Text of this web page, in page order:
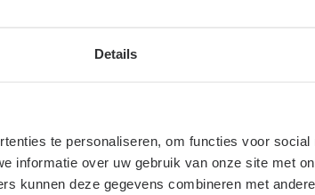
Details
te personaliseren, om functies voor social
informatie over uw gebruik van onze site met
kunnen deze gegevens combineren met
x 110 cm
(Basic)
Lei-Conifeer
Voor een strakke
deze tuinplant
Bij voorkeur op een